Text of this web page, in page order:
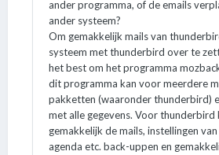
ander programma, of de emails
ander systeem?
Om gemakkelijk mails van
systeem met thunderbird over te
het best om het programma
dit programma kan voor meerdere
pakketten (waaronder thunderbird)
met alle gegevens. Voor thunderbird
gemakkelijk de mails, instellingen
agenda etc. back-uppen en